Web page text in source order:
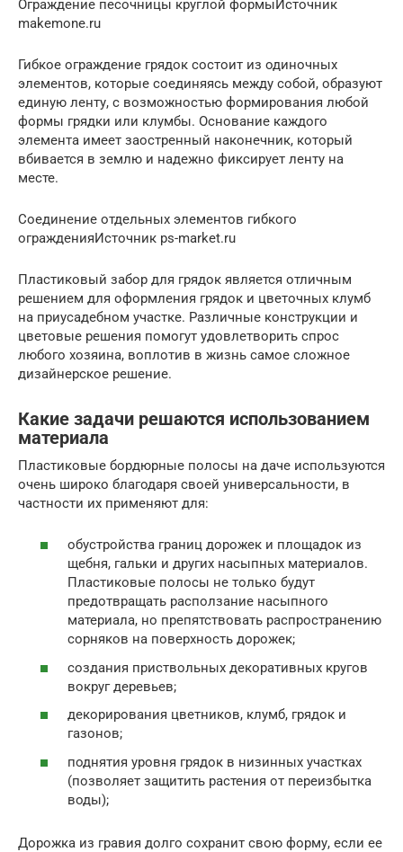
Ограждение песочницы круглой формыИсточник
makemone.ru
Гибкое ограждение грядок состоит из одиночных
элементов, которые соединяясь между собой, образуют
единую ленту, с возможностью формирования любой
формы грядки или клумбы. Основание каждого
элемента имеет заостренный наконечник, который
вбивается в землю и надежно фиксирует ленту на
месте.
Соединение отдельных элементов гибкого
огражденияИсточник ps-market.ru
Пластиковый забор для грядок является отличным
решением для оформления грядок и цветочных клумб
на приусадебном участке. Различные конструкции и
цветовые решения помогут удовлетворить спрос
любого хозяина, воплотив в жизнь самое сложное
дизайнерское решение.
Какие задачи решаются использованием
материала
Пластиковые бордюрные полосы на даче используются
очень широко благодаря своей универсальности, в
частности их применяют для:
обустройства границ дорожек и площадок из
щебня, гальки и других насыпных материалов.
Пластиковые полосы не только будут
предотвращать расползание насыпного
материала, но препятствовать распространению
сорняков на поверхность дорожек;
создания приствольных декоративных кругов
вокруг деревьев;
декорирования цветников, клумб, грядок и
газонов;
поднятия уровня грядок в низинных участках
(позволяет защитить растения от переизбытка
воды);
Дорожка из гравия долго сохранит свою форму, если ее